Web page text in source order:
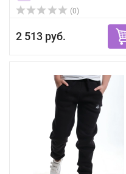
(0)
2 513 руб.